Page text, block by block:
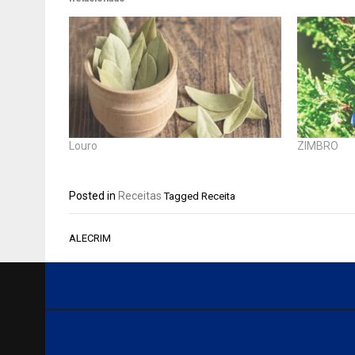
Louro ZIMBRO
Posted in Receitas Tagged Receita
Navegação
ALECRIM